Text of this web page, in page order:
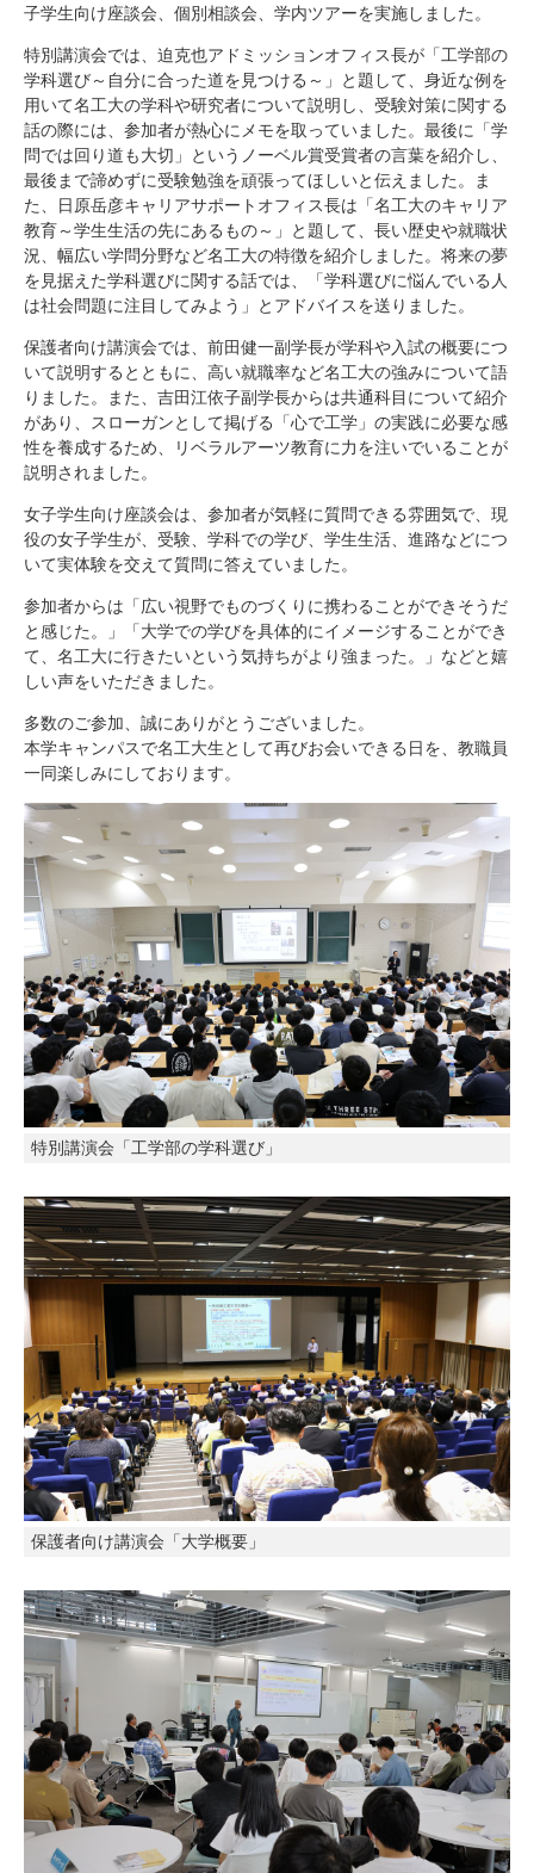
子学生向け座談会、個別相談会、学内ツアーを実施しました。
特別講演会では、迫克也アドミッションオフィス長が「工学部の
学科選び～自分に合った道を見つける～」と題して、身近な例を
用いて名工大の学科や研究者について説明し、受験対策に関する
話の際には、参加者が熱心にメモを取っていました。最後に「学
問では回り道も大切」というノーベル賞受賞者の言葉を紹介し、
最後まで諦めずに受験勉強を頑張ってほしいと伝えました。ま
た、日原岳彦キャリアサポートオフィス長は「名工大のキャリア
教育～学生生活の先にあるもの～」と題して、長い歴史や就職状
況、幅広い学問分野など名工大の特徴を紹介しました。将来の夢
を見据えた学科選びに関する話では、「学科選びに悩んでいる人
は社会問題に注目してみよう」とアドバイスを送りました。
保護者向け講演会では、前田健一副学長が学科や入試の概要につ
いて説明するとともに、高い就職率など名工大の強みについて語
りました。また、吉田江依子副学長からは共通科目について紹介
があり、スローガンとして掲げる「心で工学」の実践に必要な感
性を養成するため、リベラルアーツ教育に力を注いでいることが
説明されました。
女子学生向け座談会は、参加者が気軽に質問できる雰囲気で、現
役の女子学生が、受験、学科での学び、学生生活、進路などにつ
いて実体験を交えて質問に答えていました。
参加者からは「広い視野でものづくりに携わることができそうだ
と感じた。」「大学での学びを具体的にイメージすることができ
て、名工大に行きたいという気持ちがより強まった。」などと嬉
しい声をいただきました。
多数のご参加、誠にありがとうございました。
本学キャンパスで名工大生として再びお会いできる日を、教職員
一同楽しみにしております。
特別講演会「工学部の学科選び」
保護者向け講演会「大学概要」